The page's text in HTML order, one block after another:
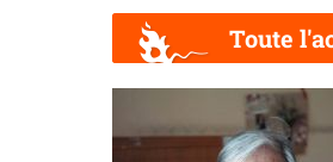
Toute